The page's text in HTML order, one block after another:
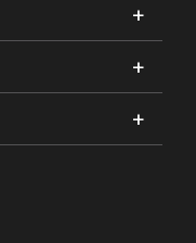
+
+
+